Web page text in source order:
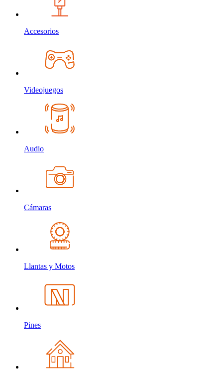
Accesorios
Videojuegos
Audio
Cámaras
Llantas y Motos
Pines